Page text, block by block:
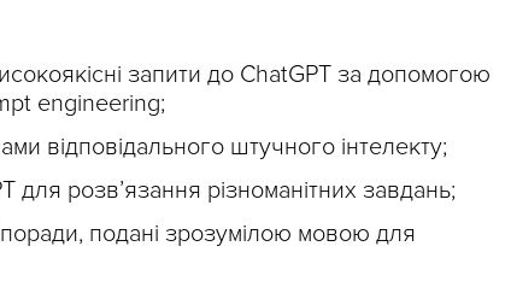
запити до ChatGPT за допомогою
engineering;
відповідального штучного інтелекту;
для розв’язання різноманітних завдань;
поради, подані зрозумілою мовою для